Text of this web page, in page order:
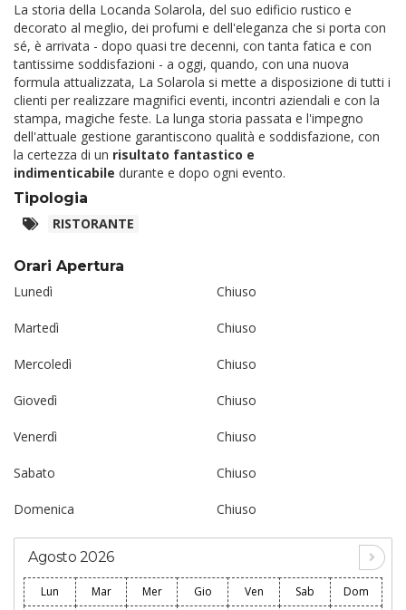
La storia della Locanda Solarola, del suo edificio rustico e
decorato al meglio, dei profumi e dell'eleganza che si porta con
sé, è arrivata - dopo quasi tre decenni, con tanta fatica e con
tantissime soddisfazioni - a oggi, quando, con una nuova
formula attualizzata, La Solarola si mette a disposizione di tutti i
clienti per realizzare magnifici eventi, incontri aziendali e con la
stampa, magiche feste. La lunga storia passata e l'impegno
dell'attuale gestione garantiscono qualità e soddisfazione, con
la certezza di un risultato fantastico e
indimenticabile durante e dopo ogni evento.
Tipologia
RISTORANTE
Orari Apertura
Lunedì
Chiuso
Martedì Chiuso
Mercoledì Chiuso
Giovedì Chiuso
Venerdì Chiuso
Sabato Chiuso
Domenica Chiuso
Agosto 2026
Lun Mar Mer Gio Ven Sab Dom